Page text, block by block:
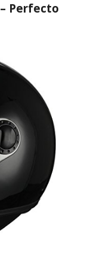
– Perfecto